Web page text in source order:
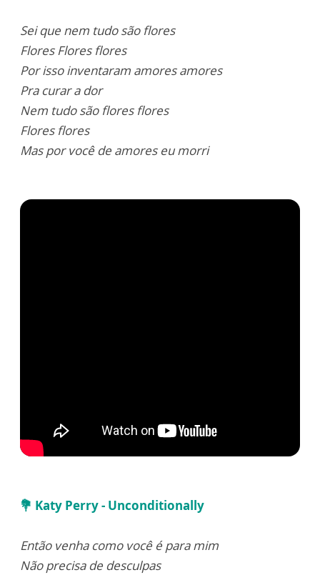
Sei que nem tudo são flores
Flores Flores flores
Por isso inventaram amores amores
Pra curar a dor
Nem tudosãoflores flores
Flores flores
Mas porvocêde amores eu morri
💐 Katy Perry - Unconditionally
Então venha como você é para mim
Não precisa de desculpas